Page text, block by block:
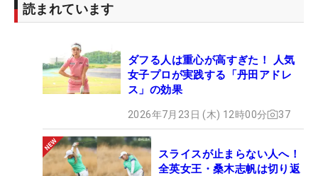
読まれています
ダフる人は重心が高すぎた！ 人気
女子プロが実践する「丹田アドレ
ス」の効果
2026年7月23日 (木) 12時00分 37
スライスが止まらない人へ！
全英女王・桑木志帆は切り返